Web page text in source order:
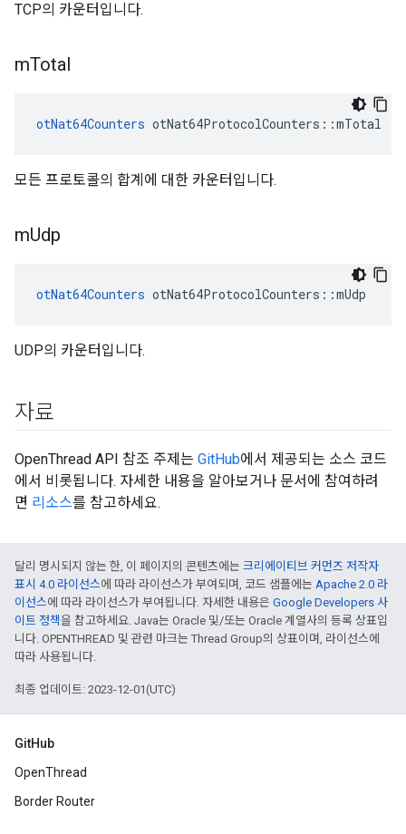
TCP의 카운터입니다.
mTotal
otNat64Counters otNat64ProtocolCounters ::mTotal
모든 프로토콜의 합계에 대한 카운터입니다.
mUdp
otNat64Counters otNat64ProtocolCounters ::mUdp
UDP의 카운터입니다.
자료
OpenThread API 참조 주제는 GitHub에서 제공되는 소스 코드
에서 비롯됩니다. 자세한 내용을 알아보거나 문서에 참여하려
면 리소스를 참고하세요.
달리 명시되지 않는 한, 이 페이지의 콘텐츠에는 크리에이티브 커먼즈 저작자
표시 4.0 라이선스에 따라 라이선스가 부여되며, 코드 샘플에는 Apache 2.0 라
이선스에 따라 라이선스가 부여됩니다. 자세한 내용은 Google Developers 사
이트 정책을 참고하세요. Java는 Oracle 및/또는 Oracle 계열사의 등록 상표입
니다. OPENTHREAD 및 관련 마크는 Thread Group의 상표이며, 라이선스에
따라 사용됩니다.
최종 업데이트: 2023-12-01(UTC)
GitHub
OpenThread
Border Router